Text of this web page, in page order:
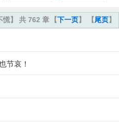
【下一页】 【尾页】
慌】 共 762 章
节哀！